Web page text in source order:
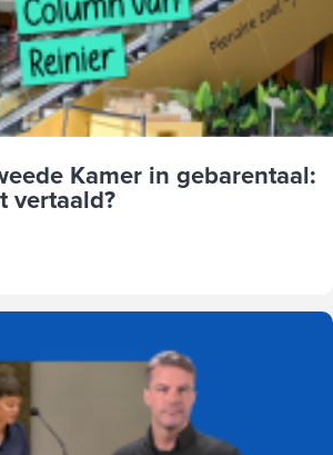
Kamer in gebarentaal:
vertaald?